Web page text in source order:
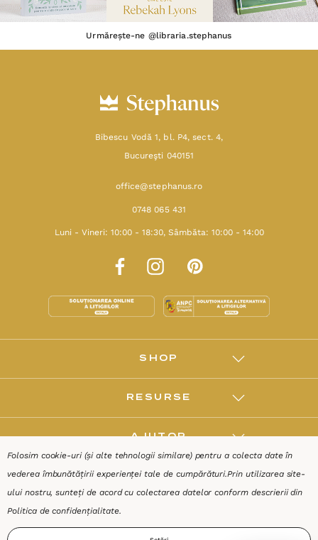
Urmărește-ne @libraria.stephanus
Bibescu Vodă 1, bl. P4, sect. 4,
Bucureşti 040151
office@stephanus.ro
0748 065 431
Luni - Vineri: 10:00 - 18:30, Sâmbăta: 10:00 - 14:00
SHOP
RESURSE
AJUTOR
DESPRE
Folosim cookie-uri (și alte tehnologii similare) pentru a colecta date în
vederea îmbunătățirii experienței tale de cumpărături.Prin utilizarea site-
ului nostru, sunteți de acord cu colectarea datelor conform descrierii din
Politica de confidențialitate.